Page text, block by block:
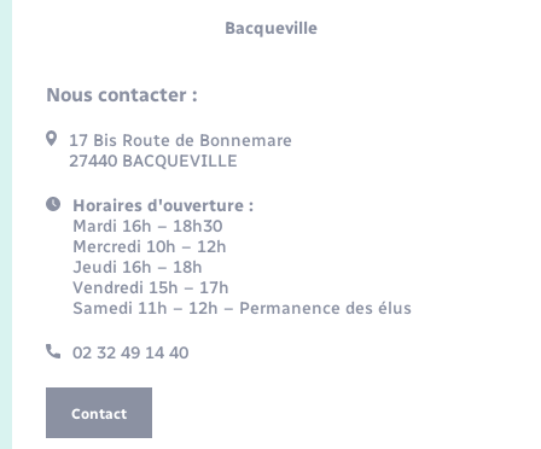
Bacqueville
Nous contacter :
17 Bis Route de Bonnemare
27440 BACQUEVILLE
Horaires d'ouverture :
Mardi 16h – 18h30
Mercredi 10h – 12h
Jeudi 16h – 18h
Vendredi 15h – 17h
Samedi 11h – 12h – Permanence des élus
02 32 49 14 40
Contact